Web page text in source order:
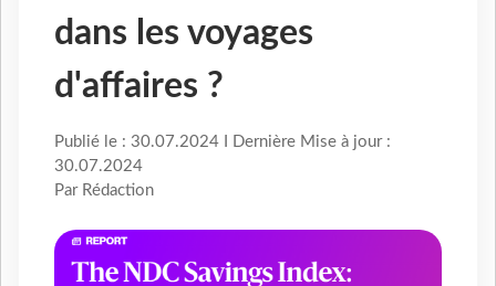
dans les voyages
d'affaires ?
Publié le : 30.07.2024 I Dernière Mise à jour :
30.07.2024
Par Rédaction